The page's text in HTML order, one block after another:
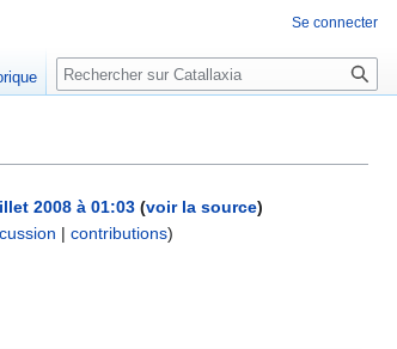
2008 à 01:03 (voir la source)
| contributions)
Se connecter
Rechercher